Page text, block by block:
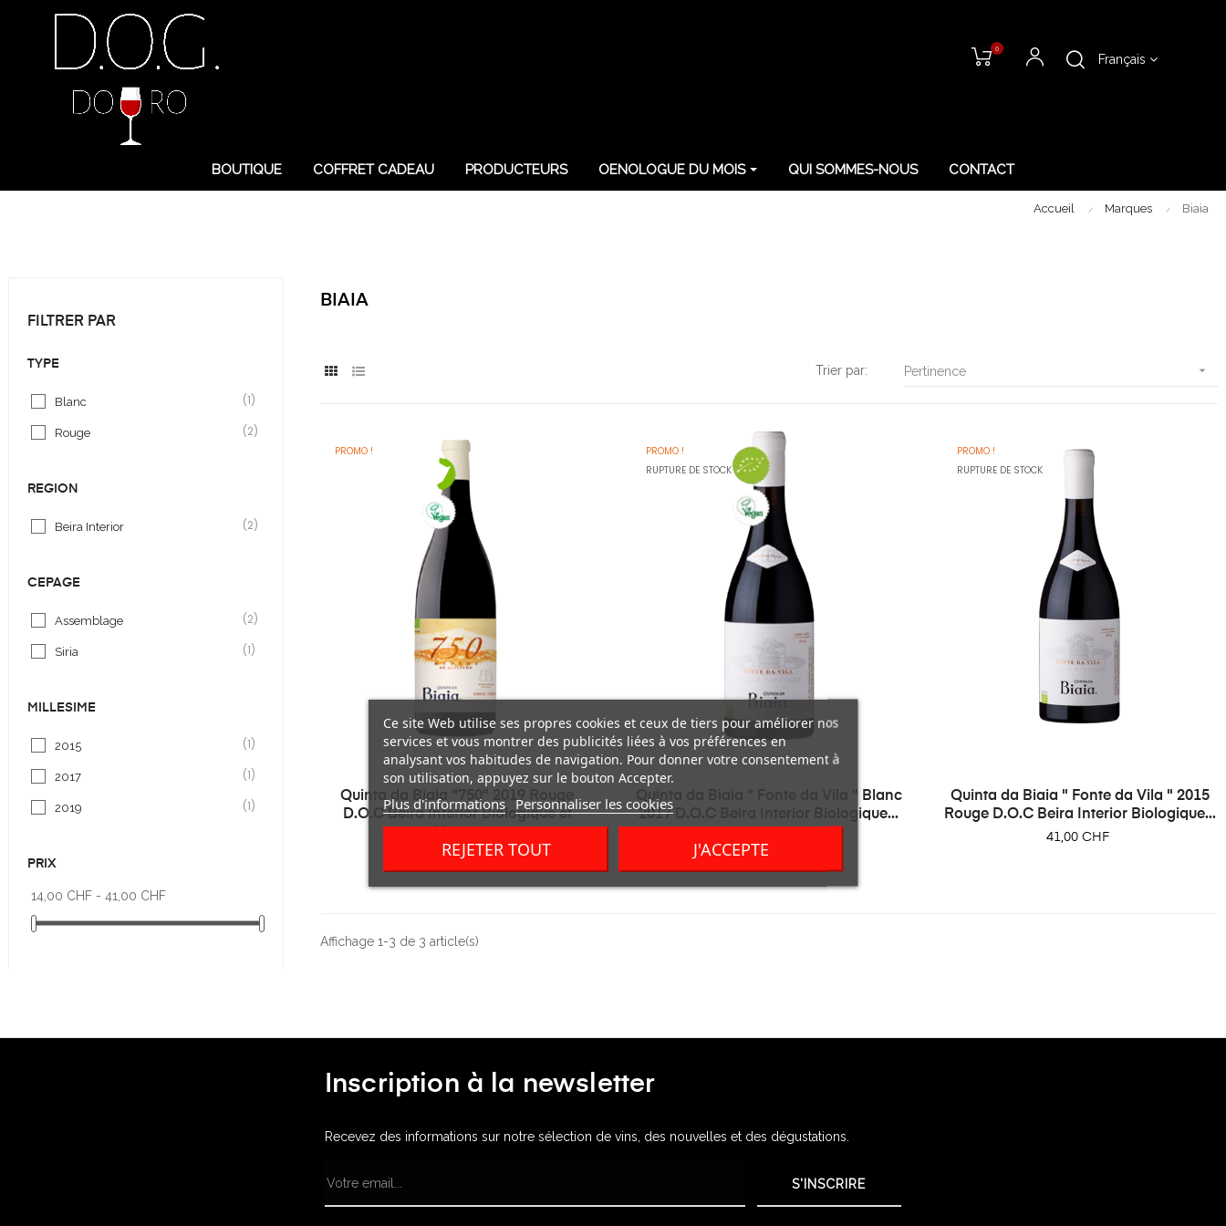
Français
0
BOUTIQUE COFFRET CADEAU PRODUCTEURS OENOLOGUE DU MOIS QUI SOMMES-NOUS CONTACT
Accueil Marques Biaia
FILTRER PAR
TYPE
Blanc (1)
Rouge (2)
REGION
Beira Interior (2)
CEPAGE
Assemblage (2)
Siria (1)
MILLESIMÉ
2015 (1)
2017 (1)
2019 (1)
PRIX
14,00 CHF - 41,00 CHF
BIAIA
Trier par: Pertinence 
PROMO !
Quinta da Biaia "750" 2019 Rouge
D.O.C Beira Interior Biologique et
Prix
14,00 CHF
PROMO !
RUPTURE DE STOCK
Quinta da Biaia " Fonte da Vila " Blanc
2017 D.O.C Beira Interior Biologique...
PROMO !
RUPTURE DE STOCK
Quinta da Biaia " Fonte da Vila " 2015
Rouge D.O.C Beira Interior Biologique...
Prix
41,00 CHF
Affichage 1-3 de 3 article(s)
Inscription à la newsletter
Recevez des informations sur notre sélection de vins, des nouvelles et des dégustations.
S'INSCRIRE
Ce site Web utilise ses propres cookies et ceux de tiers pour améliorer nos
services et vous montrer des publicités liées à vos préférences en
analysant vos habitudes de navigation. Pour donner votre consentement à
son utilisation, appuyez sur le bouton Accepter.
Plus d'informations Personnaliser les cookies
REJETER TOUT J'ACCEPTE